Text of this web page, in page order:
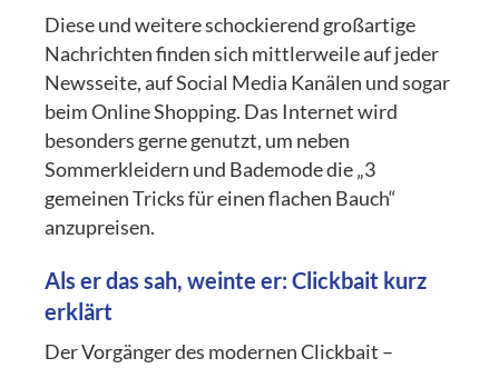
Diese und weitere schockierend großartige
Nachrichten finden sich mittlerweile auf jeder
Newsseite, auf Social Media Kanälen und sogar
beim Online Shopping. Das Internet wird
besonders gerne genutzt, um neben
Sommerkleidern und Bademode die „3
gemeinen Tricks für einen flachen Bauch“
anzupreisen.
Als er das sah, weinte er: Clickbait kurz
erklärt
Der Vorgänger des modernen Clickbait –